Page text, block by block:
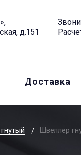
д.151
Доставка
Швеллер